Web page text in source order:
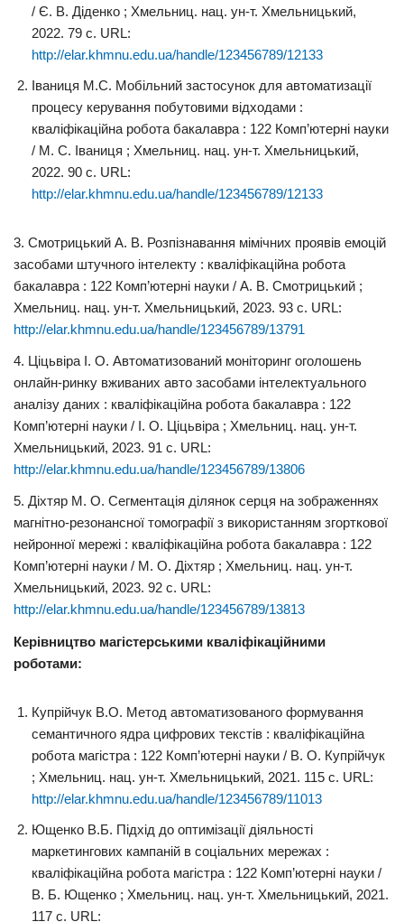
/ Є. В. Діденко ; Хмельниц. нац. ун-т. Хмельницький,
2022. 79 с. URL:
http://elar.khmnu.edu.ua/handle/123456789/12133
Іваниця М.С. Мобільний застосунок для автоматизації
процесу керування побутовими відходами :
кваліфікаційна робота бакалавра : 122 Комп’ютерні науки
/ М. С. Іваниця ; Хмельниц. нац. ун-т. Хмельницький,
2022. 90 с. URL:
http://elar.khmnu.edu.ua/handle/123456789/12133
3. Смотрицький А. В. Розпізнавання мімічних проявів емоцій
засобами штучного інтелекту : кваліфікаційна робота
бакалавра : 122 Комп’ютерні науки / А. В. Смотрицький ;
Хмельниц. нац. ун-т. Хмельницький, 2023. 93 с. URL:
http://elar.khmnu.edu.ua/handle/123456789/13791
4. Ціцьвіра І. О. Автоматизований моніторинг оголошень
онлайн-ринку вживаних авто засобами інтелектуального
аналізу даних : кваліфікаційна робота бакалавра : 122
Комп’ютерні науки / І. О. Ціцьвіра ; Хмельниц. нац. ун-т.
Хмельницький, 2023. 91 с. URL:
http://elar.khmnu.edu.ua/handle/123456789/13806
5. Діхтяр М. О. Сегментація ділянок серця на зображеннях
магнітно-резонансної томографії з використанням згорткової
нейронної мережі : кваліфікаційна робота бакалавра : 122
Комп’ютерні науки / М. О. Діхтяр ; Хмельниц. нац. ун-т.
Хмельницький, 2023. 92 с. URL:
http://elar.khmnu.edu.ua/handle/123456789/13813
Керівництво магістерськими кваліфікаційними
роботами:
Купрійчук В.О. Метод автоматизованого формування
семантичного ядра цифрових текстів : кваліфікаційна
робота магістра : 122 Комп’ютерні науки / В. О. Купрійчук
; Хмельниц. нац. ун-т. Хмельницький, 2021. 115 с. URL:
http://elar.khmnu.edu.ua/handle/123456789/11013
Ющенко В.Б. Підхід до оптимізації діяльності
маркетингових кампаній в соціальних мережах :
кваліфікаційна робота магістра : 122 Комп’ютерні науки /
В. Б. Ющенко ; Хмельниц. нац. ун-т. Хмельницький, 2021.
117 с. URL: